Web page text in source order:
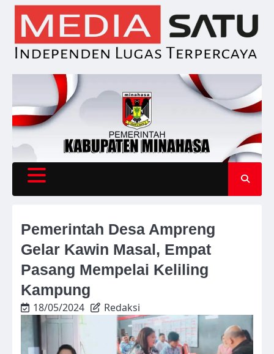
Skip
content
Pemerintah Desa Ampreng
Gelar Kawin Masal, Empat
Pasang Mempelai Keliling
Kampung
18/05/2024 Redaksi